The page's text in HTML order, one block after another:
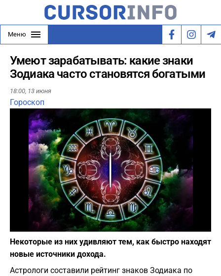
Меню
Умеют зарабатывать: какие знаки
Зодиака часто становятся богатыми
18:00, 13 июня
Гороскоп
Play
Фото: depositphotos.com
Некоторые из них удивляют тем, как быстро находят
новые источники дохода.
Астрологи составили рейтинг знаков Зодиака по